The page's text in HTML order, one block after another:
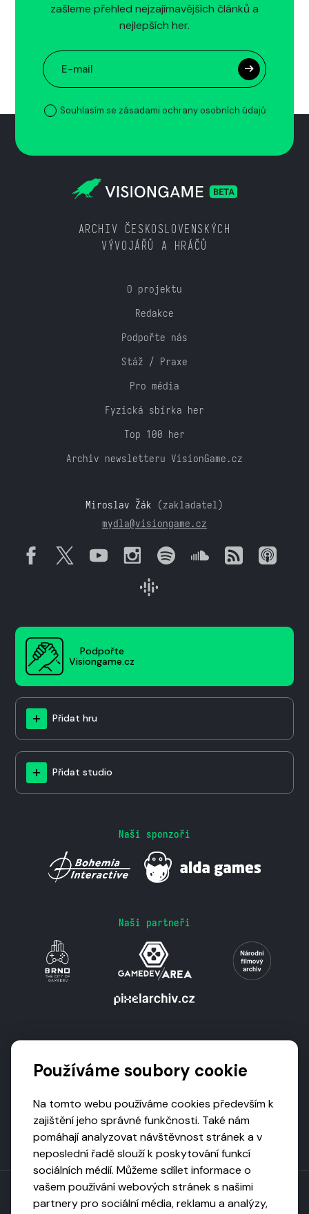
zašleme přehled nejzajímavějších článků a
nejlepších her.
Souhlasím se zásadami ochrany osobních údajů
ARCHIV ČESKOSLOVENSKÝCH
VÝVOJÁŘŮ A HRÁČŮ
O projektu
Redakce
Podpořte nás
Stáž / Praxe
Pro média
Fyzická sbírka her
Top 100 her
Archiv newsletteru VisionGame.cz
Miroslav Žák (zakladatel)
mydla@visiongame.cz
Podpořte
Visiongame.cz
Přidat hru
Přidat studio
Naši sponzoři
Naši partneři
Používáme soubory cookie
Na tomto webu používáme cookies především k
zajištění jeho správné funkčnosti. Také nám
pomáhají analyzovat návštěvnost stránek a v
neposlední řadě slouží k poskytování funkcí
sociálních médií. Můžeme sdílet informace o
vašem používání webových stránek s našimi
partnery pro sociální média, reklamu a analýzy,